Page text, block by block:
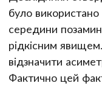
було
середини
рідкісним
відзначити
Фактично цей